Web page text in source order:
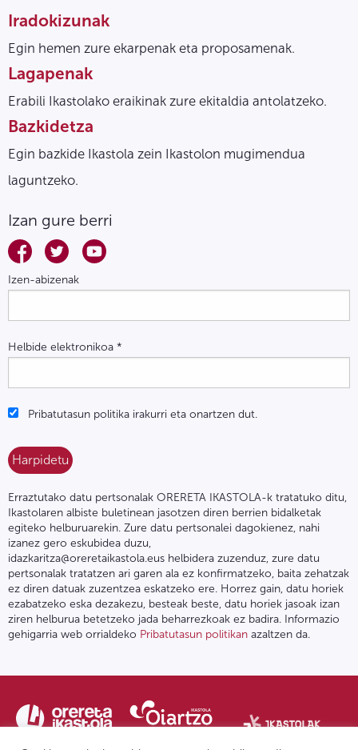
Iradokizunak
Egin hemen zure ekarpenak eta proposamenak.
Lagapenak
Erabili Ikastolako eraikinak zure ekitaldia antolatzeko.
Bazkidetza
Egin bazkide Ikastola zein Ikastolon mugimendua
laguntzeko.
Izan gure berri
Izen-abizenak
Helbide elektronikoa *
Pribatutasun politika irakurri eta onartzen dut.
Erraztutako datu pertsonalak ORERETA IKASTOLA-k tratatuko ditu,
Ikastolaren albiste buletinean jasotzen diren berrien bidalketak
egiteko helburuarekin. Zure datu pertsonalei dagokienez, nahi
izanez gero eskubidea duzu,
idazkaritza@oreretaikastola.eus helbidera zuzenduz, zure datu
pertsonalak tratatzen ari garen ala ez konfirmatzeko, baita zehatzak
ez diren datuak zuzentzea eskatzeko ere. Horrez gain, datu horiek
ezabatzeko eska dezakezu, besteak beste, datu horiek jasoak izan
ziren helburua betetzeko jada beharrezkoak ez badira. Informazio
gehigarria web orrialdeko Pribatutasun politikan azaltzen da.